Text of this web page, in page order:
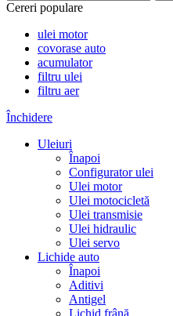
Cereri populare
ulei motor
covorase auto
acumulator
filtru ulei
filtru aer
Închidere
Uleiuri
Înapoi
Configurator ulei
Ulei motor
Ulei motocicletă
Ulei transmisie
Ulei hidraulic
Ulei servo
Lichide auto
Înapoi
Aditivi
Antigel